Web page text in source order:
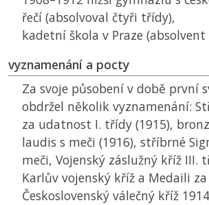
řečí (absolvoval čtyři třídy),
kadetní škola v Praze (absolvent
vyznamenání a pocty
Za svoje působení v době první
obdržel několik vyznamenání:
za udatnost I. třídy (1915),
laudis s meči (1916), stříbrné
meči, Vojenský záslužný kříž III.
Karlův vojenský kříž a Medaili
Československý válečný kříž